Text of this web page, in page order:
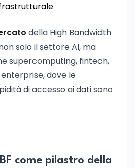
della High Bandwidth
solo il settore AI, ma
supercomputing, fintech,
dove le
di accesso ai dati sono
come pilastro della